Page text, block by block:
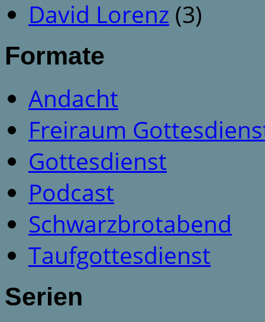
David Lorenz (3)
Formate
Andacht
Freiraum
Gottesdienst
Podcast
Schwarzbrotabend
Taufgottesdienst
Serien